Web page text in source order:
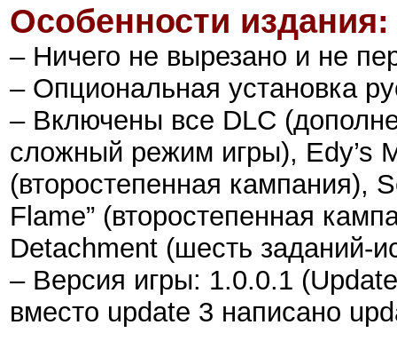
Особенности издания:
– Ничего не вырезано и не
– Опциональная установка
– Включены все DLC
сложный режим игры), Edy’s
(второстепенная кампания),
Flame” (второстепенная
Detachment (шесть заданий-
– Версия игры: 1.0.0.1
вместо update 3 написано